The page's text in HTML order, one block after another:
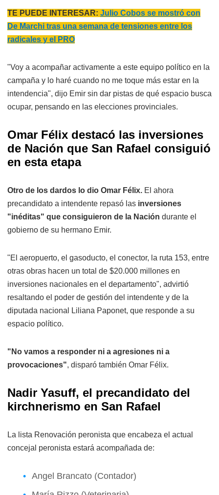
TE PUEDE INTERESAR: Julio Cobos se mostró con
De Marchi tras una semana de tensiones entre los
radicales y el PRO
"Voy a acompañar activamente a este equipo político en la
campaña y lo haré cuando no me toque más estar en la
intendencia", dijo Emir sin dar pistas de qué espacio busca
ocupar, pensando en las elecciones provinciales.
Omar Félix destacó las inversiones
de Nación que San Rafael consiguió
en esta etapa
Otro de los dardos lo dio Omar Félix. El ahora
precandidato a intendente repasó las inversiones
"inéditas" que consiguieron de la Nación durante el
gobierno de su hermano Emir.
"El aeropuerto, el gasoducto, el conector, la ruta 153, entre
otras obras hacen un total de $20.000 millones en
inversiones nacionales en el departamento", advirtió
resaltando el poder de gestión del intendente y de la
diputada nacional Liliana Paponet, que responde a su
espacio político.
"No vamos a responder ni a agresiones ni a
provocaciones", disparó también Omar Félix.
Nadir Yasuff, el precandidato del
kirchnerismo en San Rafael
La lista Renovación peronista que encabeza el actual
concejal peronista estará acompañada de:
Angel Brancato (Contador)